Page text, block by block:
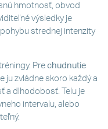
hmotnosť, obvod
výsledky je
strednej intenzity
Pre chudnutie
ju zvládne skoro každý a
a dlhodobosť. Telu je
intervalu, alebo